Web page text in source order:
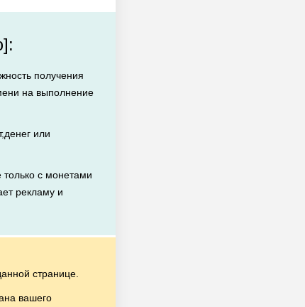
получения
на выполнение
или
с монетами
рекламу и
странице.
вашего